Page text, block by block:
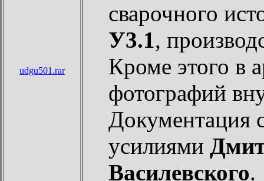
udgu501.rar
сварочного
У3.1,
Кроме этого в
фотографий
Документация
усилиями
Василевского.